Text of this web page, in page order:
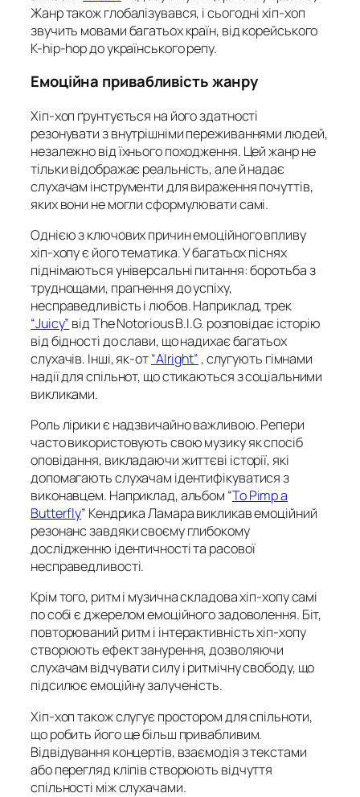
Жанр також глобалізувався, і сьогодні хіп-хоп
звучить мовами багатьох країн, від корейського
K-hip-hop до українського репу.
Емоційна привабливість жанру
Хіп-хоп ґрунтується на його здатності
резонувати з внутрішніми переживаннями людей,
незалежно від їхнього походження. Цей жанр не
тільки відображає реальність, але й надає
слухачам інструменти для вираження почуттів,
яких вони не могли сформулювати самі.
Однією з ключових причин емоційного впливу
хіп-хопу є його тематика. У багатьох піснях
піднімаються універсальні питання: боротьба з
труднощами, прагнення до успіху,
несправедливість і любов. Наприклад, трек
“Juicy” від The Notorious B.I.G. розповідає історію
від бідності до слави, що надихає багатьох
слухачів. Інші, як-от“Alright” , слугують гімнами
надії для спільнот, що стикаються з соціальними
викликами.
Роль лірики є надзвичайно важливою. Репери
часто використовують свою музику як спосіб
оповідання, викладаючи життєві історії, які
допомагають слухачам ідентифікуватися з
виконавцем. Наприклад, альбом “To Pimp a
Butterfly” Кендрика Ламара викликав емоційний
резонанс завдяки своєму глибокому
дослідженню ідентичності та расової
несправедливості.
Крім того, ритм і музична складова хіп-хопу самі
по собі є джерелом емоційного задоволення. Біт,
повторюваний ритм і інтерактивність хіп-хопу
створюють ефект занурення, дозволяючи
слухачам відчувати силу і ритмічну свободу, що
підсилює емоційну залученість.
Хіп-хоп також слугує простором для спільноти,
що робить його ще більш привабливим.
Відвідування концертів, взаємодія з текстами
або перегляд кліпів створюють відчуття
спільності між слухачами.